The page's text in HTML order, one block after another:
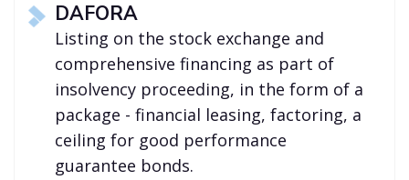
DAFORA
Listing on the stock exchange and
comprehensive financing as part of
insolvency proceeding, in the form of a
package - financial leasing, factoring, a
ceiling for good performance
guarantee bonds.